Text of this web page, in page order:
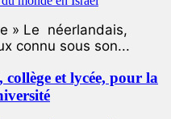
» Le néerlandais,
connu sous son...
et lycée, pour la